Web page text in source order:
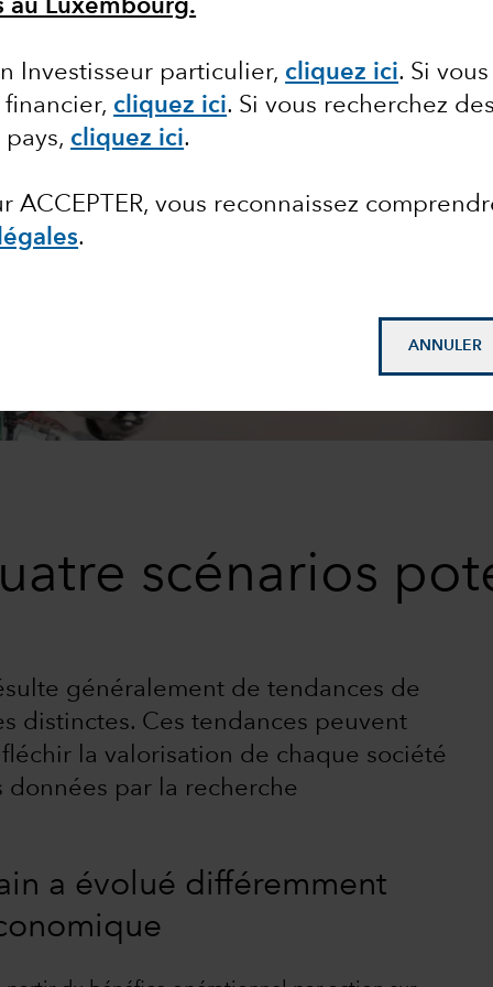
au Luxembourg.
Investisseur particulier, cliquez ici. Si
cliquez ici. Si vous recherchez
cliquez ici.
ACCEPTER, vous reconnaissez
.
ANNULER
scénarios
généralement de tendances de
distinctes. Ces tendances peuvent
la valorisation de chaque société
par la recherche
a évolué différemment